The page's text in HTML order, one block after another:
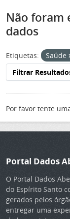
Não foram
dados
Etiquetas: Saúde
Filtrar
Por favor tente
Portal Dados
O Portal Dados
do Espírito Santo
gerados pelos
entregar uma